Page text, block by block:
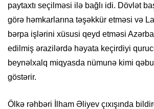
paytaxtı seçilməsi ilə bağlı idi. Dövlət
görə həmkarlarına təşəkkür etməsi və
bərpa işlərini xüsusi qeyd etməsi
edilmiş ərazilərdə həyata keçirdiyi
beynəlxalq miqyasda nümunə kimi
göstərir.
Ölkə rəhbəri İlham Əliyev çıxışında